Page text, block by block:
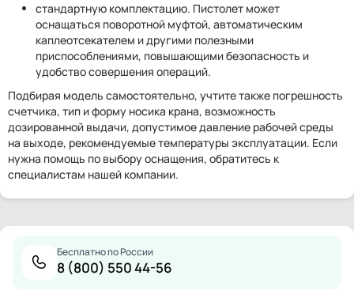
стандартную комплектацию. Пистолет может
оснащаться поворотной муфтой, автоматическим
каплеотсекателем и другими полезными
приспособлениями, повышающими безопасность и
удобство совершения операций.
Подбирая модель самостоятельно, учтите также погрешность
счетчика, тип и форму носика крана, возможность
дозированной выдачи, допустимое давление рабочей среды
на выходе, рекомендуемые температуры эксплуатации. Если
нужна помощь по выбору оснащения, обратитесь к
специалистам нашей компании.
Бесплатно по России
8 (800) 550 44-56